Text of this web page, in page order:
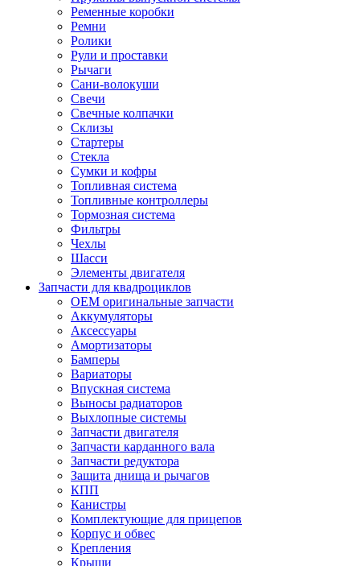
Ременные коробки
Ремни
Ролики
Рули и проставки
Рычаги
Сани-волокуши
Свечи
Свечные колпачки
Склизы
Стартеры
Стекла
Сумки и кофры
Топливная система
Топливные контроллеры
Тормозная система
Фильтры
Чехлы
Шасси
Элементы двигателя
Запчасти для квадроциклов
OEM оригинальные запчасти
Аккумуляторы
Аксессуары
Амортизаторы
Бамперы
Вариаторы
Впускная система
Выносы радиаторов
Выхлопные системы
Запчасти двигателя
Запчасти карданного вала
Запчасти редуктора
Защита днища и рычагов
КПП
Канистры
Комплектующие для прицепов
Корпус и обвес
Крепления
Крыши